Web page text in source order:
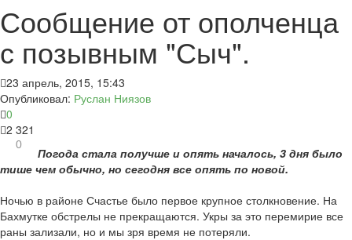
Сообщение от ополченца
с позывным "Сыч".
23 апрель, 2015, 15:43
Опубликовал: Руслан Ниязов
0
2 321
0
Погода стала получше и опять началось, 3 дня было
тише чем обычно, но сегодня все опять по новой.
Ночью в районе Счастье было первое крупное столкновение. На
Бахмутке обстрелы не прекращаются. Укры за это перемирие все
раны зализали, но и мы зря время не потеряли.